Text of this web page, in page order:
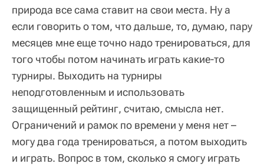
природа все сама ставит на свои места. Ну а
если говорить о том, что дальше, то, думаю, пару
месяцев мне еще точно надо тренироваться, для
того чтобы потом начинать играть какие-то
турниры. Выходить на турниры
неподготовленным и использовать
защищенный рейтинг, считаю, смысла нет.
Ограничений и рамок по времени у меня нет –
могу два года тренироваться, а потом выходить
и играть. Вопрос в том, сколько я смогу играть